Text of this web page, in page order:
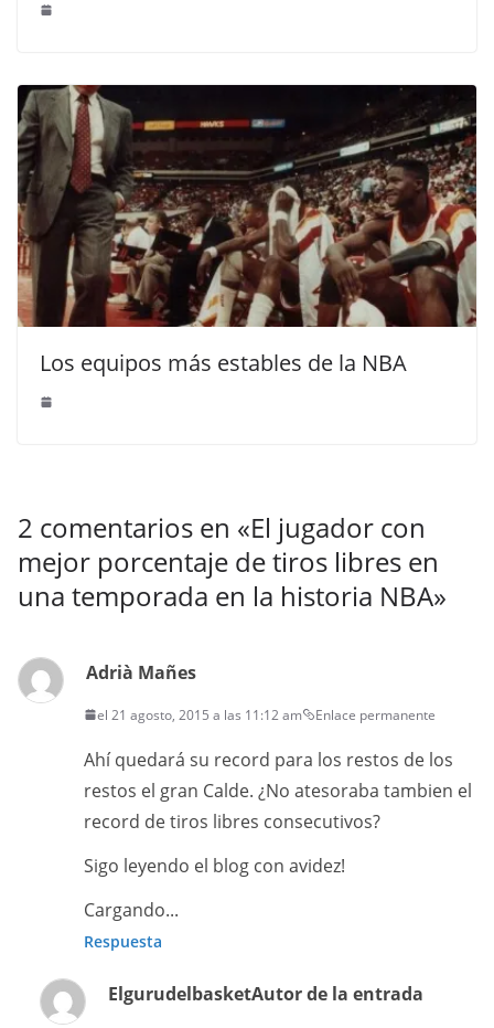
Los equipos más estables de la NBA
2 comentarios en «El jugador con
mejor porcentaje de tiros libres en
una temporada en la historia NBA»
Adrià Mañes
el 21 agosto, 2015 a las 11:12 am Enlace permanente
Ahí quedará su record para los restos de los
restos el gran Calde. ¿No atesoraba tambien el
record de tiros libres consecutivos?
Sigo leyendo el blog con avidez!
Cargando...
Respuesta
ElgurudelbasketAutor de la entrada